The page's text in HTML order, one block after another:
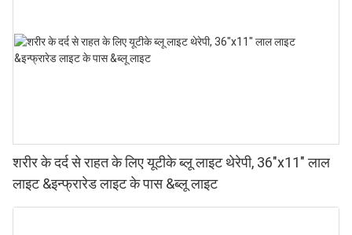
शरीर के दर्द से राहत के लिए यूटीके ब्लू लाइट थेरेपी, 36"x11" लाल
लाइट &इन्फ्रारेड लाइट के पास &ब्लू लाइट